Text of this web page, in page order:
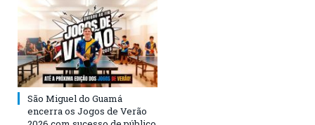
São Miguel do Guamá
encerra os Jogos de Verão